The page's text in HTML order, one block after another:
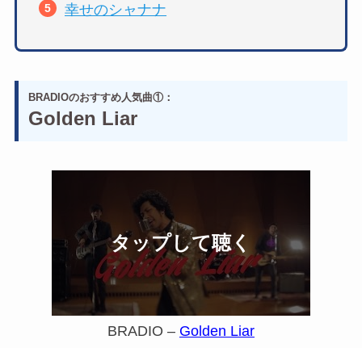
幸せのシャナナ
BRADIOのおすすめ人気曲①：
Golden Liar
BRADIO – Golden Liar